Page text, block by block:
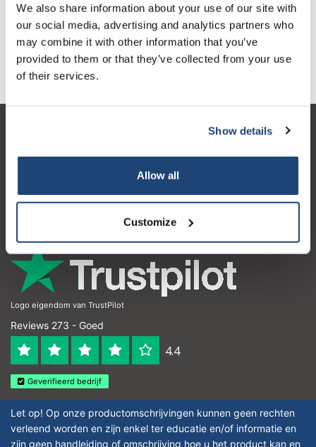
We also share information about your use of our site with
our social media, advertising and analytics partners who
may combine it with other information that you’ve
provided to them or that they’ve collected from your use
of their services.
Show details
Allow all
Customize
Toevoegen aan winkelwagen
Informatie
Contactgegevens
Logo eigendom van TrustPilot
Reviews 273 - Goed
4.4
Geverifieerd bedrijf
Let op! Op onze productomschrijvingen kunnen geen rechten
verleend worden en zijn enkel ter educatie en/of informatie en
zijn geen handleiding of omschrijving hoe u het product kan en